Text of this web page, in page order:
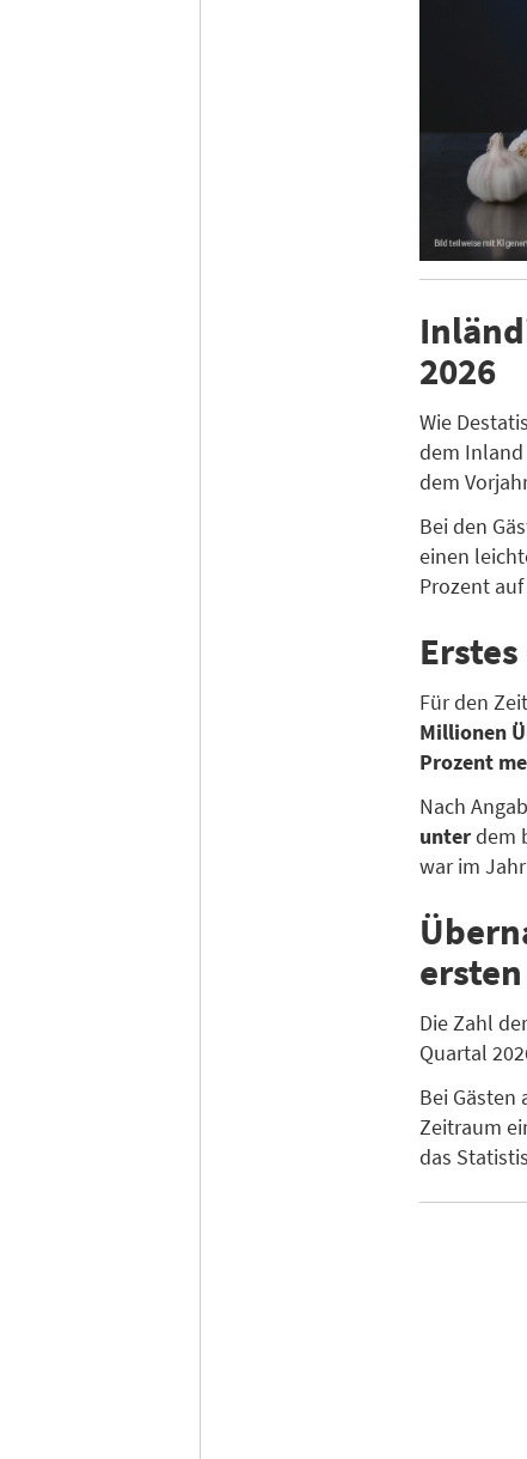
2026
Wie
dem Inland
dem
Bei den
einen
Prozent
Für den
Millionen
Prozent
Nach
unterdem
war im
Die Zahl
Quartal
Bei
Zeitraum
das